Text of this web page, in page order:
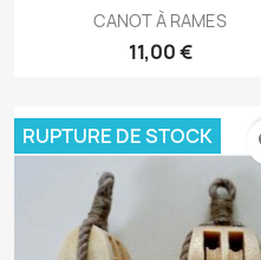
Aperçu rapide
CANOT À RAMES
11,00 €
RUPTURE DE STOCK